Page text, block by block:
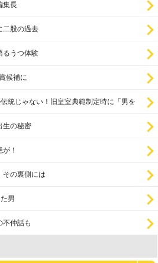
集長
二股の過去
るうつ体験
候補に
統じゃない！旧皇室典範制定時に「男を
生の秘密
！
その裏側には
男
不仲話も